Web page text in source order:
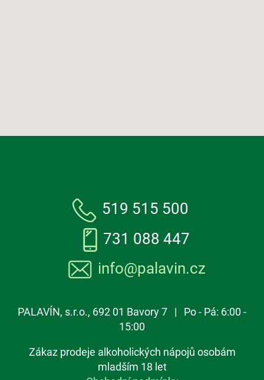
519 515 500
731 088 447
info@palavin.cz
PALAVÍN, s.r.o., 692 01 Bavory 7 | Po - Pá: 6:00 -
15:00
Zákaz prodeje alkoholických nápojů osobám
mladším 18 let